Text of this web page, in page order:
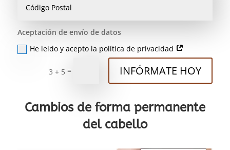
Aceptación de envío de datos
He leido y acepto la política de privacidad
3 + 5 = INFÓRMATE HOY
Cambios de forma permanente
del cabello